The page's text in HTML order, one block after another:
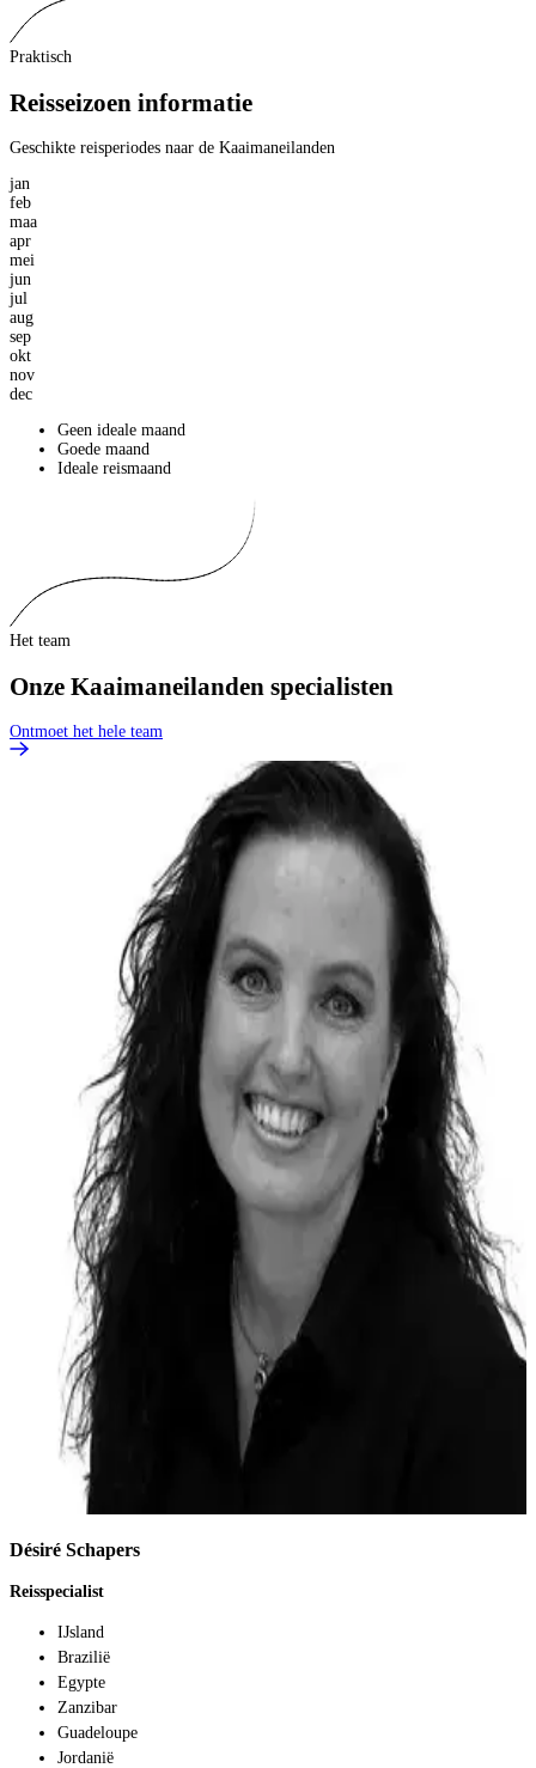
Praktisch
Reisseizoen informatie
Geschikte reisperiodes naar de Kaaimaneilanden
jan
feb
maa
apr
mei
jun
jul
aug
sep
okt
nov
dec
Geen ideale maand
Goede maand
Ideale reismaand
Het team
Onze Kaaimaneilanden specialisten
Ontmoet het hele team
Désiré Schapers
Reisspecialist
IJsland
Brazilië
Egypte
Zanzibar
Guadeloupe
Jordanië